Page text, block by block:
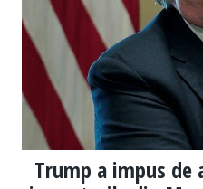
Trump a impus de